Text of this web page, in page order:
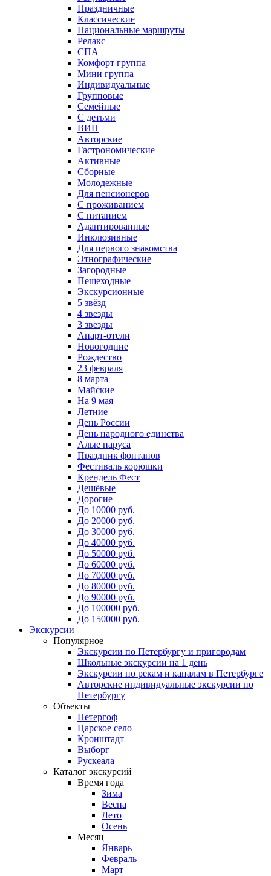
Праздничные
Классические
Национальные маршруты
Релакс
СПА
Комфорт группа
Мини группа
Индивидуальные
Групповые
Семейные
С детьми
ВИП
Авторские
Гастрономические
Активные
Сборные
Молодежные
Для пенсионеров
С проживанием
С питанием
Адаптированные
Инклюзивные
Для первого знакомства
Этнографические
Загородные
Пешеходные
Экскурсионные
5 звёзд
4 звезды
3 звезды
Апарт-отели
Новогодние
Рождество
23 февраля
8 марта
Майские
На 9 мая
Летние
День России
День народного единства
Алые паруса
Праздник фонтанов
Фестиваль корюшки
Крендель Фест
Дешёвые
Дорогие
До 10000 руб.
До 20000 руб.
До 30000 руб.
До 40000 руб.
До 50000 руб.
До 60000 руб.
До 70000 руб.
До 80000 руб.
До 90000 руб.
До 100000 руб.
До 150000 руб.
Экскурсии
Популярное
Экскурсии по Петербургу и пригородам
Школьные экскурсии на 1 день
Экскурсии по рекам и каналам в Петербурге
Авторские индивидуальные экскурсии по
Петербургу
Объекты
Петергоф
Царское село
Кронштадт
Выборг
Рускеала
Каталог экскурсий
Время года
Зима
Весна
Лето
Осень
Месяц
Январь
Февраль
Март